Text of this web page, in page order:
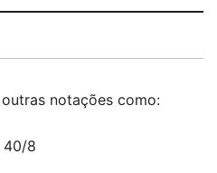
notações como:
40/8